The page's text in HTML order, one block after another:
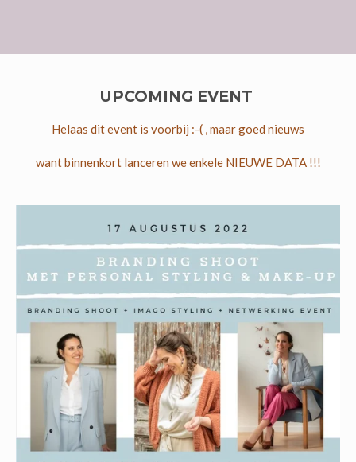
UPCOMING EVENT
Helaas dit event is voorbij :-( , maar goed nieuws
want binnenkort lanceren we enkele NIEUWE DATA !!!